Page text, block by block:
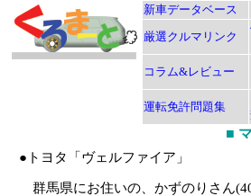
新車データベース
厳選クルマリンク
コラム&レビュー
運転免許問題集
■
●トヨタ「ヴェルファイア」
群馬県にお住いの、かずのりさん